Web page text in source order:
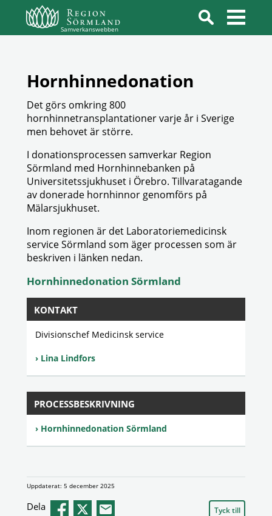
Samverkanswebben
Hornhinnedonation
Det görs omkring 800
hornhinnetransplantationer varje år i Sverige
men behovet är större.
I donationsprocessen samverkar Region
Sörmland med Hornhinnebanken på
Universitetssjukhuset i Örebro. Tillvaratagande
av donerade hornhinnor genomförs på
Mälarsjukhuset.
Inom regionen är det Laboratoriemedicinsk
service Sörmland som äger processen som är
beskriven i länken nedan.
Hornhinnedonation Sörmland
KONTAKT
Divisionschef Medicinsk service
Lina Lindfors
PROCESSBESKRIVNING
Hornhinnedonation Sörmland
Uppdaterat: 5 december 2025
Dela Tyck till